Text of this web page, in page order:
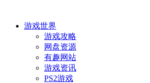
游戏世界
游戏攻略
网盘资源
有趣网站
游戏资讯
PS2游戏